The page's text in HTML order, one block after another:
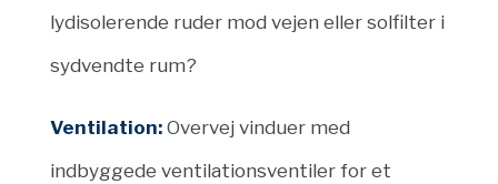
lydisolerende ruder mod vejen eller solfilter i
sydvendte rum?
Ventilation:Overvej vinduer med
indbyggede ventilationsventiler for et